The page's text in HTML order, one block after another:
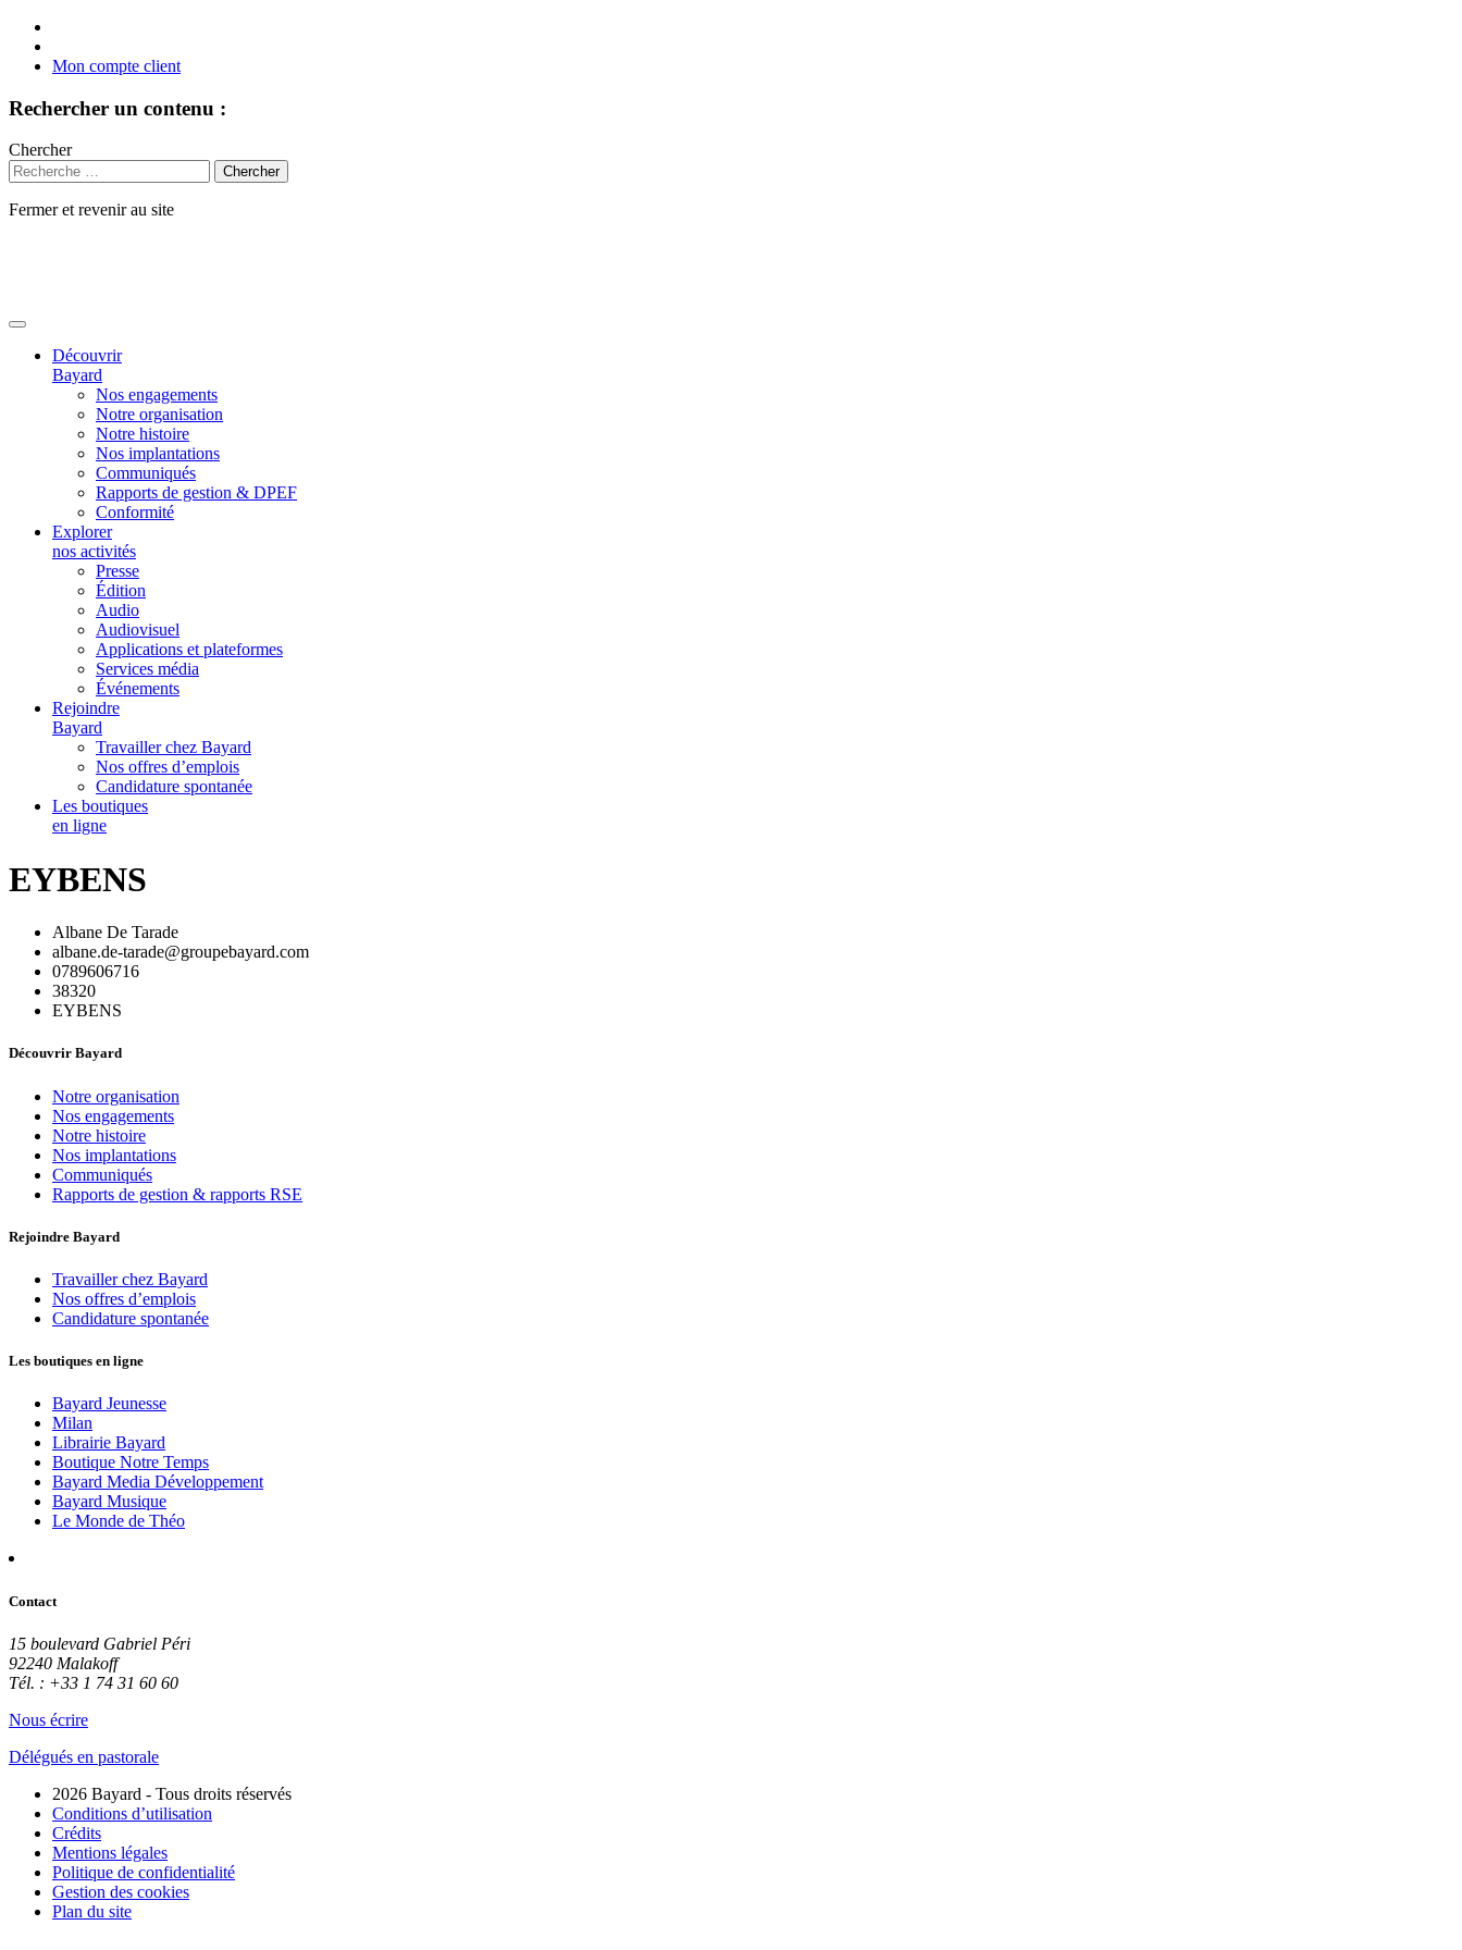
Mon compte client
Rechercher un contenu :
Chercher
Fermer et revenir au site
Découvrir
Bayard
Nos engagements
Notre organisation
Notre histoire
Nos implantations
Communiqués
Rapports de gestion & DPEF
Conformité
Explorer
nos activités
Presse
Édition
Audio
Audiovisuel
Applications et plateformes
Services média
Événements
Rejoindre
Bayard
Travailler chez Bayard
Nos offres d’emplois
Candidature spontanée
Les boutiques
en ligne
EYBENS
Albane De Tarade
albane.de-tarade@groupebayard.com
0789606716
38320
EYBENS
Découvrir Bayard
Notre organisation
Nos engagements
Notre histoire
Nos implantations
Communiqués
Rapports de gestion & rapports RSE
Rejoindre Bayard
Travailler chez Bayard
Nos offres d’emplois
Candidature spontanée
Les boutiques en ligne
Bayard Jeunesse
Milan
Librairie Bayard
Boutique Notre Temps
Bayard Media Développement
Bayard Musique
Le Monde de Théo
Contact
15 boulevard Gabriel Péri
92240 Malakoff
Tél. : +33 1 74 31 60 60
Nous écrire
Délégués en pastorale
2026 Bayard - Tous droits réservés
Conditions d’utilisation
Crédits
Mentions légales
Politique de confidentialité
Gestion des cookies
Plan du site